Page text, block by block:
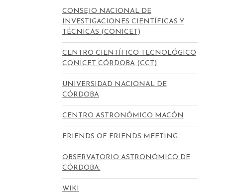
CONSEJO NACIONAL DE
INVESTIGACIONES CIENTÍFICAS Y
TÉCNICAS (CONICET)
CENTRO CIENTÍFICO TECNOLÓGICO
CONICET CÓRDOBA (CCT)
UNIVERSIDAD NACIONAL DE
CÓRDOBA
CENTRO ASTRONÓMICO MACÓN
FRIENDS OF FRIENDS MEETING
OBSERVATORIO ASTRONÓMICO DE
CÓRDOBA.
WIKI